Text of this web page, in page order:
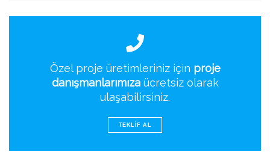
Özel proje üretimleriniz için proje
danışmanlarımızaücretsiz olarak
ulaşabilirsiniz.
TEKLIF AL